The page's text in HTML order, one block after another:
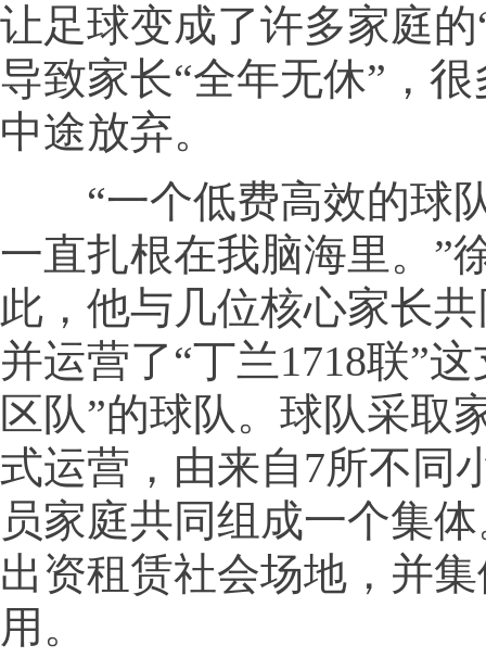
让足球变成了许多家庭
导致家长“全年无休”，
中途放弃。
“一个低费高效的球
一直扎根在我脑海里。”
此，他与几位核心家长
并运营了“丁兰1718联”
区队”的球队。球队采取
式运营，由来自7所不同
员家庭共同组成一个集
出资租赁社会场地，并
用。